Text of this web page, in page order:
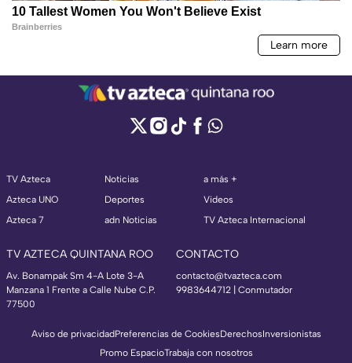
TV Azteca
Azteca UNO
Azteca 7
Noticias
Deportes
adn Noticias
a más +
Videos
TV Azteca Internacional
TV AZTECA QUINTANA ROO
Av. Bonampak Sm 4-A Lote 3-A
Manzana 1 Frente a Calle Nube C.P.
77500
CONTACTO
contacto@tvazteca.com
9983644712 | Conmutador
Aviso de privacidadPreferencias de CookiesDerechosInversionistas
Promo EspacioTrabaja con nosotros